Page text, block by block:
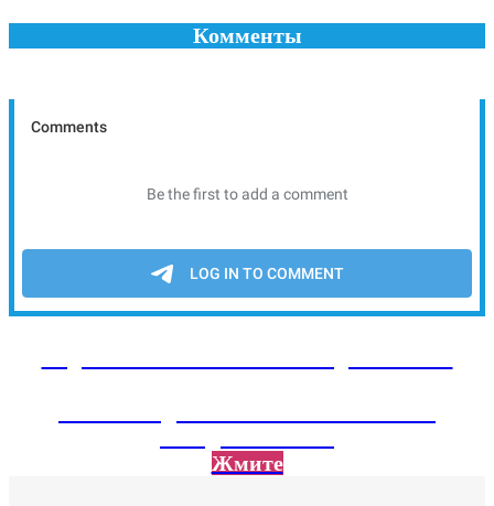
Комменты
Жмите